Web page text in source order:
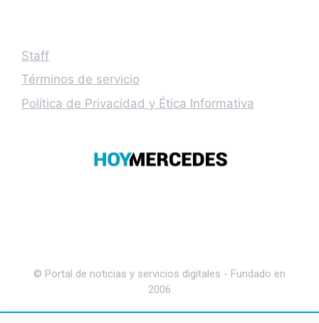
Staff
Términos de servicio
Política de Privacidad y Ética Informativa
© Portal de noticias y servicios digitales - Fundado en
2006